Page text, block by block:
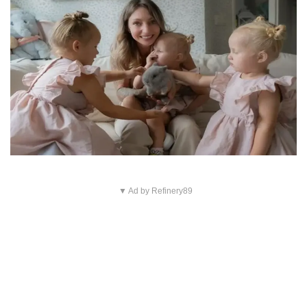
▼ Ad by Refinery89